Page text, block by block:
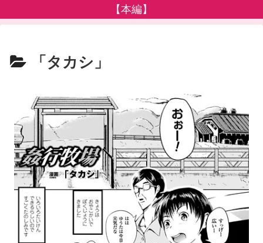
【本編】
「タカシ」